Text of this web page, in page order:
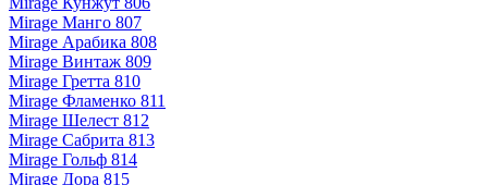
Mirage Манго 807
Mirage Арабика 808
Mirage Винтаж 809
Mirage Гретта 810
Mirage Фламенко 811
Mirage Шелест 812
Mirage Сабрита 813
Mirage Гольф 814
Mirage Дора 815